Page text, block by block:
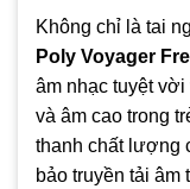
Không chỉ là tai
Poly Voyager
âm nhạc tuyệt
và âm cao trong
thanh chất lượng
bảo truyền tải